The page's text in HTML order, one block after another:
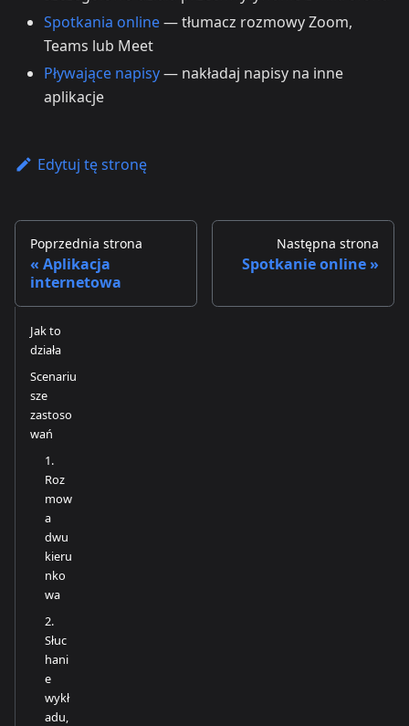
Spotkania online— tłumacz rozmowy Zoom,
Teams lub Meet
Pływające napisy— nakładaj napisy na inne
aplikacje
Edytuj tę stronę
Poprzednia strona
Aplikacja
internetowa
Następna strona
Spotkanie online
Jak to
działa
Scenariu
sze
zastoso
wań
1.
Roz
mow
a
dwu
kieru
nko
wa
2.
Słuc
hani
e
wykł
adu,